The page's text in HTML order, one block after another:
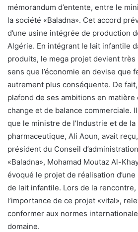
mémorandum d’entente, entre le
la société «Baladna». Cet accord
d’une usine intégrée de production
Algérie. En intégrant le lait infantile
produits, le mega projet devient très
sens que l’économie en devise que
autrement plus conséquente. De
plafond de ses ambitions en matière
change et de balance commerciale.
que le ministre de l’Industrie et de
pharmaceutique, Ali Aoun, avait
président du Conseil
«Baladna», Mohamad Moutaz Al-
évoqué le projet de réalisation
de lait infantile. Lors de la rencontre,
l’importance de ce projet «vital»,
conformer aux normes
domaine.